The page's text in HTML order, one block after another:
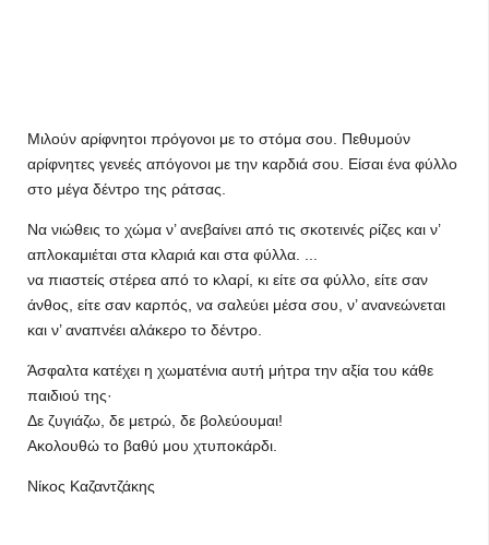
Μιλούν αρίφνητοι πρόγονοι με το στόμα σου. Πεθυμούν
αρίφνητες γενεές απόγονοι με την καρδιά σου. Είσαι ένα φύλλο
στο μέγα δέντρο της ράτσας.
Να νιώθεις το χώμα ν’ ανεβαίνει από τις σκοτεινές ρίζες και ν’
απλοκαμιέται στα κλαριά και στα φύλλα. ...
να πιαστείς στέρεα από το κλαρί, κι είτε σα φύλλο, είτε σαν
άνθος, είτε σαν καρπός, να σαλεύει μέσα σου, ν’ ανανεώνεται
και ν’ αναπνέει αλάκερο το δέντρο.
Άσφαλτα κατέχει η χωματένια αυτή μήτρα την αξία του κάθε
παιδιού της·
Δε ζυγιάζω, δε μετρώ, δε βολεύουμαι!
Ακολουθώ το βαθύ μου χτυποκάρδι.
Νίκος Καζαντζάκης